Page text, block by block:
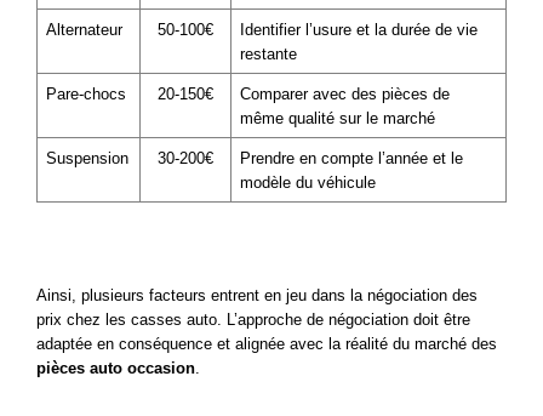
Alternateur 50-100€
Identifier l’usure et la durée de vie
restante
Pare-chocs 20-150€
Comparer avec des pièces de
même qualité sur le marché
Suspension 30-200€
Prendre en compte l’année et le
modèle du véhicule
Ainsi, plusieurs facteurs entrent en jeu dans la négociation des
prix chez les casses auto. L’approche de négociation doit être
pièces auto occasion